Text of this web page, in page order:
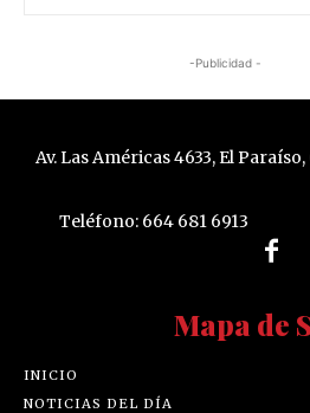
-Publicidad -
Av. Las Américas 4633, El Paraíso,
Teléfono: 664 681 6913
Mapa de
INICIO
NOTICIAS DEL DÍA